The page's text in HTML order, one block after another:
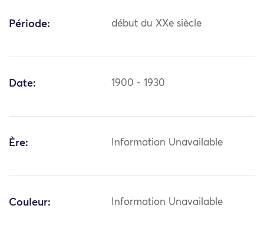
Période: début du XXe siècle
Date: 1900 - 1930
Ère: Information Unavailable
Couleur: Information Unavailable